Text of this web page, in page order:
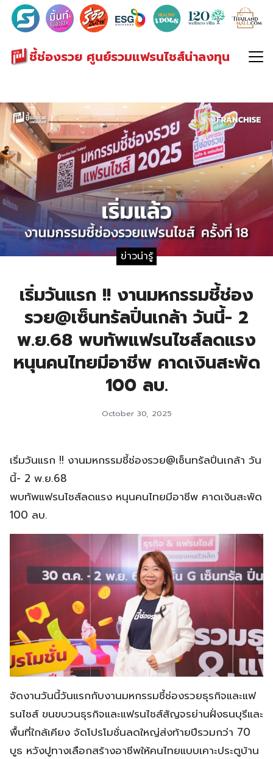
ชี้ช่องรวย ศูนย์รวมแฟรนไชส์น่าลงทุน
Search
for:
ข่าวน่ารู้
เริ่มวันแรก !! งานมหกรรมชี้ช่อง
รวย@เซ็นทรัลปิ่นเกล้า วันนี้- 2
พ.ย.68 พบทัพแฟรนไชส์ลดแรง
หนุนคนไทยมีอาชีพ คาดเงินสะพัด
100 ลบ.
October 30, 2025
เริ่มวันแรก !! งานมหกรรมชี้ช่องรวย@เซ็นทรัลปิ่นเกล้า วัน
นี้- 2 พ.ย.68
พบทัพแฟรนไชส์ลดแรง หนุนคนไทยมีอาชีพ คาดเงินสะพัด
100 ลบ.
จัดงานวันนี้วันแรกกับงานมหกรรมชี้ช่องรวยธุรกิจและแฟ
รนไชส์ ขนขบวนธุรกิจและแฟรนไชส์สัญจรย่านฝั่งธนบุรีและ
พื้นที่ใกล้เคียง จัดโปรโมชั่นลดใหญ่ส่งท้ายปีรวมกว่า 70
บูธ หวังปูทางเลือกสร้างอาชีพให้คนไทยแบบเคาะประตูบ้าน